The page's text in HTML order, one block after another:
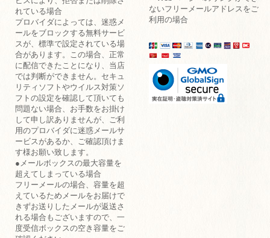
れている場合
プロバイダによっては、迷惑メ
ールをブロックする無料サービ
スが、標準で設定されている場
合があります。この場合、正常
に配信できたことになり、当店
では判断ができません。セキュ
リティソフトやウイルス対策ソ
フトの設定を確認して頂いても
問題ない場合、お手数をお掛け
して申し訳ありませんが、ご利
用のプロバイダに迷惑メールサ
ービスがあるか、ご確認頂けま
す様お願い致します。
●メールボックスの最大容量を
超えてしまっている場合
フリーメールの場合、容量を超
えているためメールをお届けで
きずお送りしたメールが返送さ
れる場合もございますので、一
度受信ボックスの空き容量をご
ないフリーメールアドレスをご
利用の場合